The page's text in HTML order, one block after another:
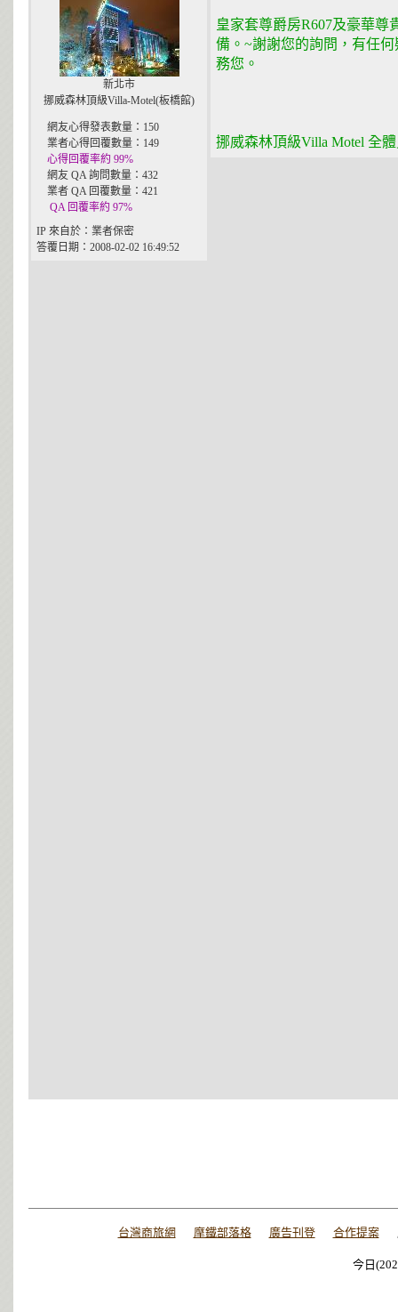
新北市
挪威森林頂級Villa-Motel(板橋館)
網友心得發表數量：150
業者心得回覆數量：149
心得回覆率約 99%
網友 QA 詢問數量：432
業者 QA 回覆數量：421
QA 回覆率約 97%
IP 來自於：業者保密
答覆日期：2008-02-02 16:49:52
皇家套尊爵房R607及豪華尊
備。~謝謝您的詢問，有任何
務您。
挪威森林頂級Villa Motel 全
台灣商旅網 摩鐵部落格 廣告刊登 合作提案
今日